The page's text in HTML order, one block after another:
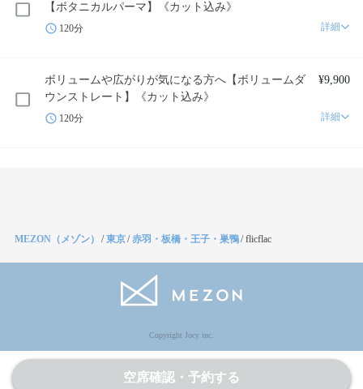
【ボタニカルパーマ】《カット込み》
120分 詳細
ボリュームや広がりが気になる方へ【ボリュームダ
ウンストレート】《カット込み》
¥9,900
120分 詳細
空席確認・予約する
MEZON（メゾン） /東京/赤羽・板橋・王子・巣鴨/flicflac
Copyright Jocy inc.